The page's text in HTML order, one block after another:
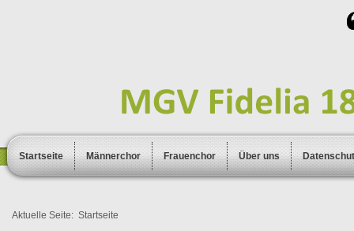
Startseite Männerchor Frauenchor Über uns
Aktuelle Seite: Startseite